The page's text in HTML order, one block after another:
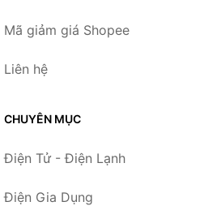
Mã giảm giá Shopee
Liên hệ
CHUYÊN MỤC
Điện Tử - Điện Lạnh
Điện Gia Dụng